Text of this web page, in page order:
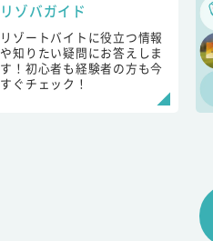
リゾバガイド
リゾートバイトに役立つ情報
や知りたい疑問にお答えしま
す！初心者も経験者の方も今
すぐチェック！